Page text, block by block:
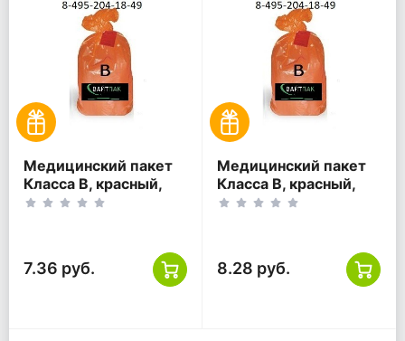
Медицинский пакет
Класса В, красный,
140 литров,
7.36 руб.
Медицинский пакет
Класса В, красный,
160 литров,
8.28 руб.